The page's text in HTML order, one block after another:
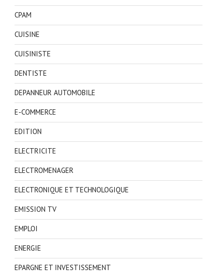
CPAM
CUISINE
CUISINISTE
DENTISTE
DEPANNEUR AUTOMOBILE
E-COMMERCE
EDITION
ELECTRICITE
ELECTROMENAGER
ELECTRONIQUE ET TECHNOLOGIQUE
EMISSION TV
EMPLOI
ENERGIE
EPARGNE ET INVESTISSEMENT